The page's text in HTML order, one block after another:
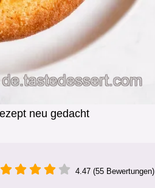
neu gedacht
4.47 (55 Bewertungen)